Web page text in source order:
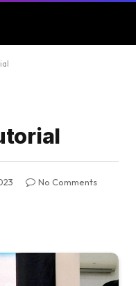
No Comments